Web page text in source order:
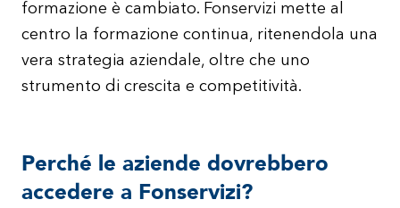
formazione è cambiato. Fonservizi mette al
centro la formazione continua, ritenendola una
vera strategia aziendale, oltre che uno
strumento di crescita e competitività.
Perché le aziende dovrebbero
accedere a Fonservizi?